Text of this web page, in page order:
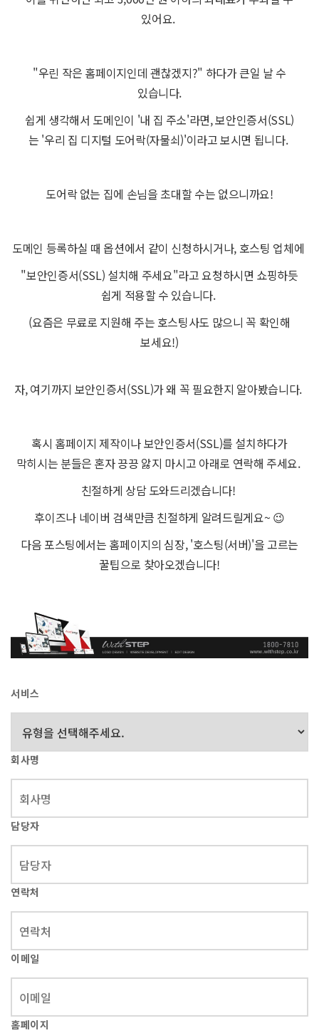
있어요.
"우린 작은 홈페이지인데 괜찮겠지?" 하다가 큰일 날 수
있습니다.
쉽게 생각해서 도메인이 '내 집 주소'라면, 보안인증서(SSL)
는 '우리 집 디지털 도어락(자물쇠)'이라고 보시면 됩니다.
도어락 없는 집에 손님을 초대할 수는 없으니까요!
도메인 등록하실 때 옵션에서 같이 신청하시거나, 호스팅 업체에
"보안인증서(SSL) 설치해 주세요"라고 요청하시면 쇼핑하듯
쉽게 적용할 수 있습니다.
(요즘은 무료로 지원해 주는 호스팅사도 많으니 꼭 확인해
보세요!)
자, 여기까지 보안인증서(SSL)가 왜 꼭 필요한지 알아봤습니다.
혹시 홈페이지 제작이나 보안인증서(SSL)를 설치하다가
막히시는 분들은 혼자 끙끙 앓지 마시고 아래로 연락해 주세요.
친절하게 상담 도와드리겠습니다!
후이즈나 네이버 검색만큼 친절하게 알려드릴게요~ 😉
다음 포스팅에서는 홈페이지의 심장, '호스팅(서버)'을 고르는
꿀팁으로 찾아오겠습니다!
서비스
회사명
담당자
연락처
이메일
홈페이지